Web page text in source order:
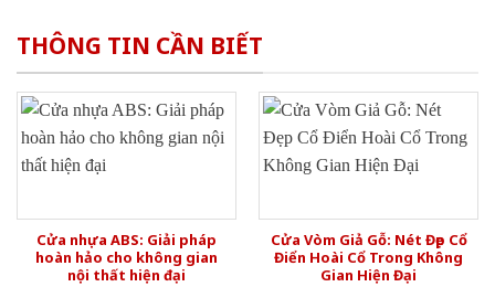
THÔNG TIN CẦN BIẾT
Cửa nhựa ABS: Giải pháp
hoàn hảo cho không gian
nội thất hiện đại
Cửa Vòm Giả Gỗ: Nét Đẹp Cổ
Điển Hoài Cổ Trong Không
Gian Hiện Đại